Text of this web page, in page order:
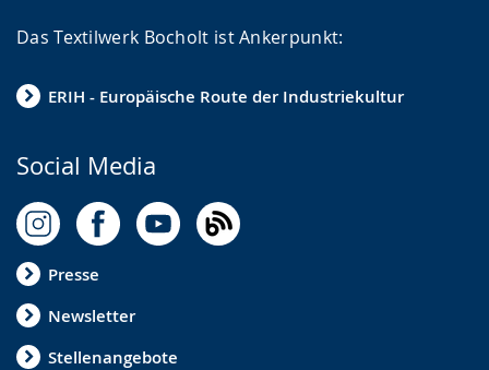
Das Textilwerk Bocholt ist Ankerpunkt:
ERIH - Europäische Route der Industriekultur
Social Media
Presse
Newsletter
Stellenangebote